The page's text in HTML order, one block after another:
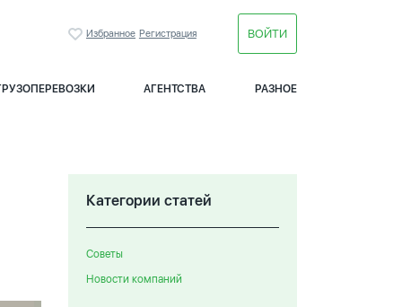
Избранное Регистрация ВОЙТИ
АГЕНТСТВА РАЗНОЕ
Категории статей
Советы
Новости компаний